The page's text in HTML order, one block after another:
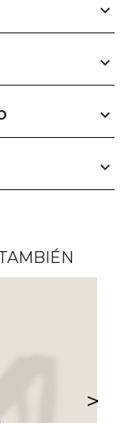
expand_more
expand_more
expand_more
expand_more
>